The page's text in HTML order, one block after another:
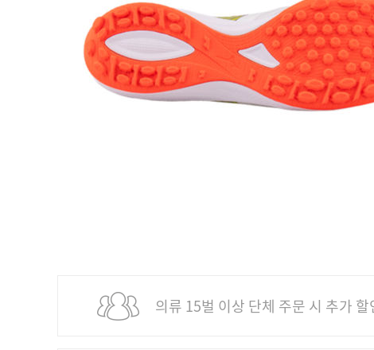
의류 15벌 이상 단체 주문 시 추가 할